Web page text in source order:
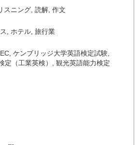
スニング 読解 作文
ホテル 旅行業
ケンブリッジ大学英語検定試験
定（工業英検）
観光英語能力検定